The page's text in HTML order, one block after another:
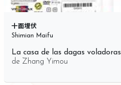
十面埋伏
Shimian Maifu
La casa de las dagas voladoras
de Zhang Yimou